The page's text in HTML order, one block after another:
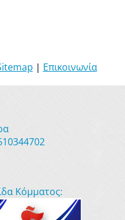
| Επικοινωνία
Κόμματος: